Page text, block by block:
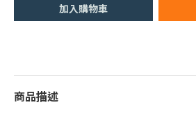
加入購物車
商品描述